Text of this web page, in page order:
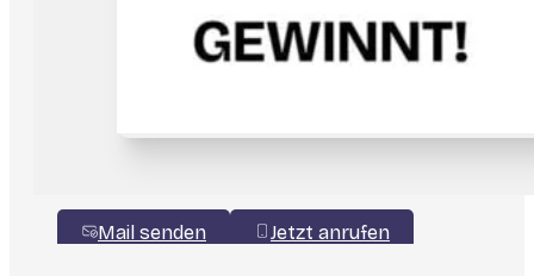
Mail senden Jetzt anrufen